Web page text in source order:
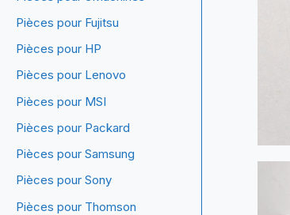
Pièces pour Fujitsu
Pièces pour HP
Pièces pour Lenovo
Pièces pour MSI
Pièces pour Packard
Pièces pour Samsung
Pièces pour Sony
Pièces pour Thomson